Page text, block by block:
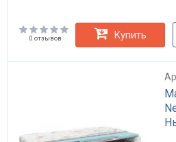
0 отзывов Купить